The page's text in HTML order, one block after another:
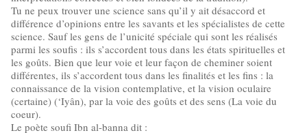
Tu ne peux trouver une science sans qu’il y ait désaccord et
différence d’opinions entre les savants et les spécialistes de cette
science. Sauf les gens de l’unicité spéciale qui sont les réalisés
parmi les soufis : ils s’accordent tous dans les états spirituelles et
les goûts. Bien que leur voie et leur façon de cheminer soient
différentes, ils s’accordent tous dans les finalités et les fins : la
connaissance de la vision contemplative, et la vision oculaire
(certaine) (‘Iyân), par la voie des goûts et des sens (La voie du
coeur).
Le poète soufi Ibn al-banna dit :